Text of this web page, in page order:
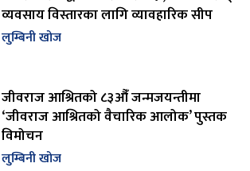
व्यवसाय विस्तारका लागि व्यावहारिक सीप
लुम्बिनी खोज
जीवराज आश्रितको ८३औँ जन्मजयन्तीमा
‘जीवराज आश्रितको वैचारिक आलोक’ पुस्तक
विमोचन
लुम्बिनी खोज